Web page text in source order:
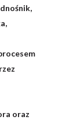
oraz